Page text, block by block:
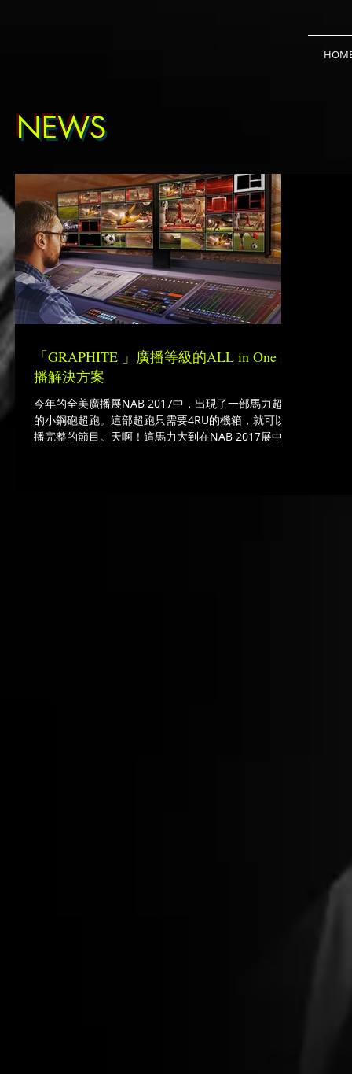
NEWS
「GRAPHITE 」廣播等級的ALL in One 製
播解決方案
今年的全美廣播展NAB 2017中，出現了一部馬力超強
的小鋼砲超跑。這部超跑只需要4RU的機箱，就可以製
播完整的節目。天啊！這馬力大到在NAB 2017展中，